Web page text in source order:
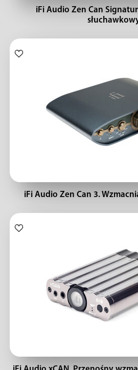
iFi Audio Zen Can
iFi Audio Zen Can 3.